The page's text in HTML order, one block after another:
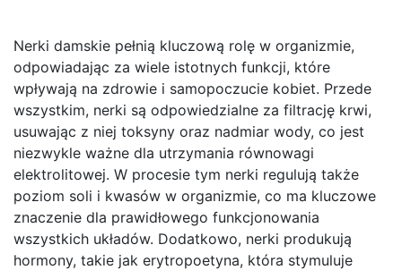
Nerki damskie pełnią kluczową rolę w organizmie,
odpowiadając za wiele istotnych funkcji, które
wpływają na zdrowie i samopoczucie kobiet. Przede
wszystkim, nerki są odpowiedzialne za filtrację krwi,
usuwając z niej toksyny oraz nadmiar wody, co jest
niezwykle ważne dla utrzymania równowagi
elektrolitowej. W procesie tym nerki regulują także
poziom soli i kwasów w organizmie, co ma kluczowe
znaczenie dla prawidłowego funkcjonowania
wszystkich układów. Dodatkowo, nerki produkują
hormony, takie jak erytropoetyna, która stymuluje